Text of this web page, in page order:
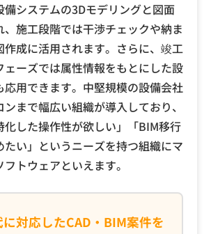
備システムの3Dモデリングと図面
施工段階では干渉チェックや納ま
作成に活用されます。さらに、竣工
ェーズでは属性情報をもとにした設
応用できます。中堅規模の設備会社
まで幅広い組織が導入しており、
化した操作性が欲しい」「BIM移行
たい」というニーズを持つ組織にマ
トウェアといえます。
対応したCAD・BIM案件を